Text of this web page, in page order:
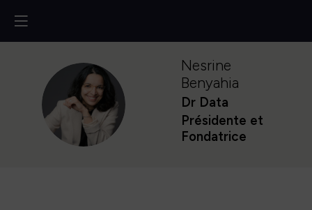
NB
Nesrine
Benyahia
Dr Data
Présidente et
Fondatrice